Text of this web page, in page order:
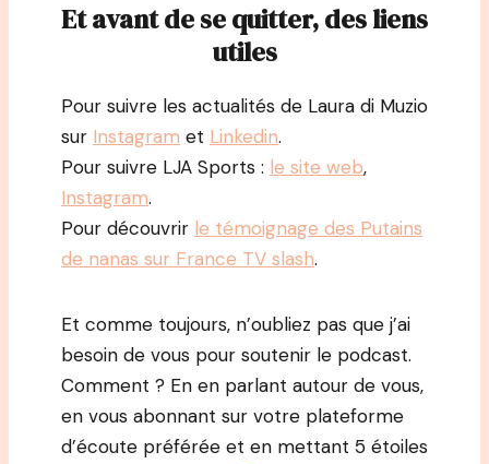
Et avant de se quitter, des liens
utiles
Pour suivre les actualités de Laura di Muzio
sur Instagram et Linkedin.
Pour suivre LJA Sports : le site web,
Instagram.
Pour découvrir le témoignage des Putains
de nanas sur France TV slash.
Et comme toujours, n’oubliez pas que j’ai
besoin de vous pour soutenir le podcast.
Comment ? En en parlant autour de vous,
en vous abonnant sur votre plateforme
d’écoute préférée et en mettant 5 étoiles